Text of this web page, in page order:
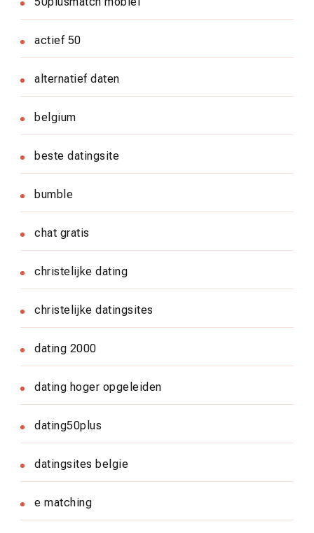
actief 50
alternatief daten
belgium
beste datingsite
bumble
chat gratis
christelijke dating
christelijke datingsites
dating 2000
dating hoger opgeleiden
dating50plus
datingsites belgie
e matching